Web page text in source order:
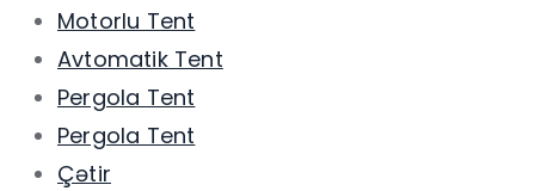
Motorlu Tent
Avtomatik Tent
Pergola Tent
Pergola Tent
Çətir